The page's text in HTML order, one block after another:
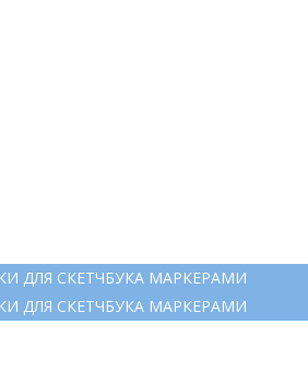
ДЛЯ СКЕТЧБУКА МАРКЕРАМИ
ДЛЯ СКЕТЧБУКА МАРКЕРАМИ